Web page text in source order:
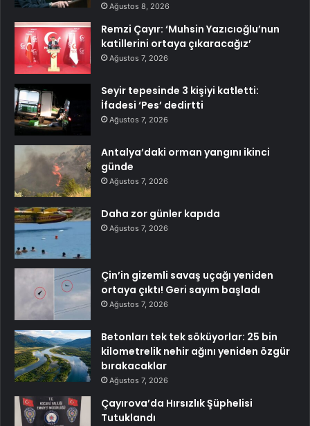
Ağustos 8, 2026
Remzi Çayır: ‘Muhsin Yazıcıoğlu’nun
katillerini ortaya çıkaracağız’
Ağustos 7, 2026
Seyir tepesinde 3 kişiyi katletti:
İfadesi ‘Pes’ dedirtti
Ağustos 7, 2026
Antalya’daki orman yangını ikinci
günde
Ağustos 7, 2026
Daha zor günler kapıda
Ağustos 7, 2026
Çin’in gizemli savaş uçağı yeniden
ortaya çıktı! Geri sayım başladı
Ağustos 7, 2026
Betonları tek tek söküyorlar: 25 bin
kilometrelik nehir ağını yeniden özgür
bırakacaklar
Ağustos 7, 2026
Çayırova’da Hırsızlık Şüphelisi
Tutuklandı